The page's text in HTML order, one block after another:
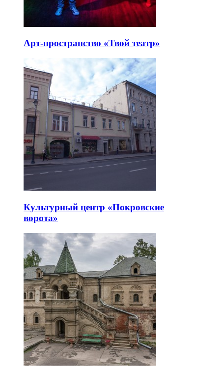
Арт-пространство «Твой театр»
Культурный центр «Покровские
ворота»